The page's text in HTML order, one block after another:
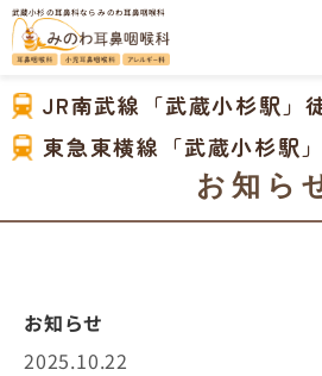
武蔵小杉の耳鼻科なら みのわ耳鼻咽喉科
JR南武線「武蔵小杉駅」
東急東横線「武蔵小杉駅
お知ら
お知らせ
2025.10.22